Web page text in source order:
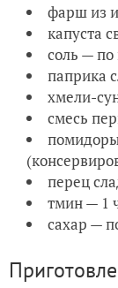
фарш из
капуста
соль — по
паприка
хмели-
смесь
перец
тмин — 1
сахар —